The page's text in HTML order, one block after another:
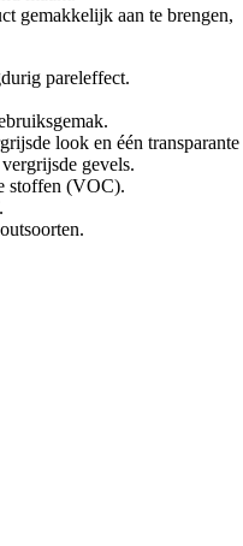
gemakkelijk aan te brengen,
pareleffect.
look en één transparante
gevels.
stoffen (VOC).